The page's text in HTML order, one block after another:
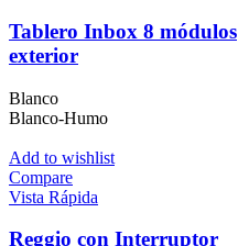
Tablero Inbox 8 módulos
exterior
Blanco
Blanco-Humo
Add to wishlist
Compare
Vista Rápida
Reggio con Interruptor